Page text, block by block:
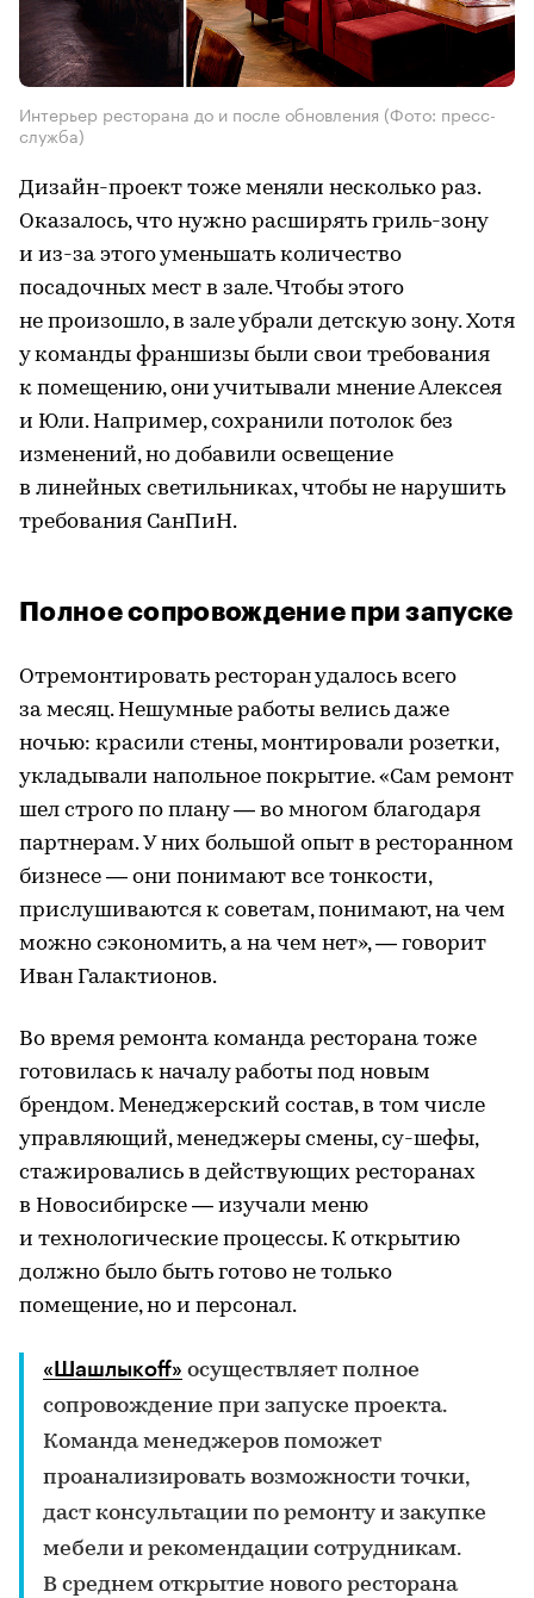
Интерьер ресторана до и после обновления (Фото: пресс-
служба)
Дизайн-проект тоже меняли несколько раз.
Оказалось, что нужно расширять гриль-зону
и из-за этого уменьшать количество
посадочных мест в зале. Чтобы этого
не произошло, в зале убрали детскую зону. Хотя
у команды франшизы были свои требования
к помещению, они учитывали мнение Алексея
и Юли. Например, сохранили потолок без
изменений, но добавили освещение
в линейных светильниках, чтобы не нарушить
требования СанПиН.
Полное сопровождение при запуске
Отремонтировать ресторан удалось всего
за месяц. Нешумные работы велись даже
ночью: красили стены, монтировали розетки,
укладывали напольное покрытие. «Сам ремонт
шел строго по плану — во многом благодаря
партнерам. У них большой опыт в ресторанном
бизнесе — они понимают все тонкости,
прислушиваются к советам, понимают, на чем
можно сэкономить, а на чем нет», — говорит
Иван Галактионов.
Во время ремонта команда ресторана тоже
готовилась к началу работы под новым
брендом. Менеджерский состав, в том числе
управляющий, менеджеры смены, су-шефы,
стажировались в действующих ресторанах
в Новосибирске — изучали меню
и технологические процессы. К открытию
должно было быть готово не только
помещение, но и персонал.
«Шашлыкоff» осуществляет полное
сопровождение при запуске проекта.
Команда менеджеров поможет
проанализировать возможности точки,
даст консультации по ремонту и закупке
мебели и рекомендации сотрудникам.
В среднем открытие нового ресторана